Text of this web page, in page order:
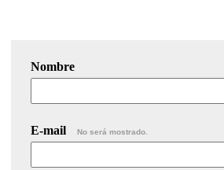
Nombre
E-mail No será mostrado.